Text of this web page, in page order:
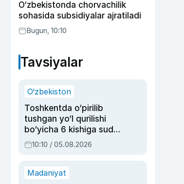
O‘zbekistonda chorvachilik
sohasida subsidiyalar ajratiladi
Bugun, 10:10
Tavsiyalar
O‘zbekiston
Toshkentda o‘pirilib
tushgan yo‘l qurilishi
bo‘yicha 6 kishiga sud
hukmi o‘qildi
10:10 / 05.08.2026
Madaniyat